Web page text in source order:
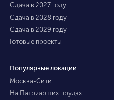
Сдача в 2027 году
Сдача в 2028 году
Сдача в 2029 году
Готовые проекты
Популярные локации
Москва-Сити
На Патриарших прудах